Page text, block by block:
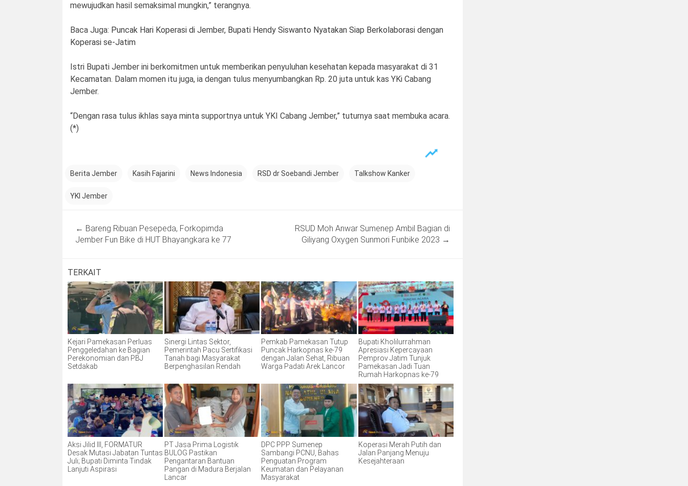
mewujudkan hasil semaksimal mungkin,” terangnya.
Baca Juga: Puncak Hari Koperasi di Jember, Bupati Hendy Siswanto Nyatakan Siap Berkolaborasi dengan
Koperasi se-Jatim
Istri Bupati Jember ini berkomitmen untuk memberikan penyuluhan kesehatan kepada masyarakat di 31
Kecamatan. Dalam momen itu juga, ia dengan tulus menyumbangkan Rp. 20 juta untuk kas YKi Cabang
Jember.
“Dengan rasa tulus ikhlas saya minta supportnya untuk YKI Cabang Jember,” tuturnya saat membuka acara.
(*)
Berita Jember Kasih Fajarini News Indonesia RSD dr Soebandi Jember Talkshow Kanker
YKI Jember
navigation
← Bareng Ribuan Pesepeda, Forkopimda
Jember Fun Bike di HUT Bhayangkara ke 77
RSUD Moh Anwar Sumenep Ambil Bagian di
Giliyang Oxygen Sunmori Funbike 2023 →
TERKAIT
Kejari Pamekasan Perluas
Penggeledahan ke Bagian
Perekonomian dan PBJ
Setdakab
Sinergi Lintas Sektor,
Pemerintah Pacu Sertifikasi
Tanah bagi Masyarakat
Berpenghasilan Rendah
Pemkab Pamekasan Tutup
Puncak Harkopnas ke-79
dengan Jalan Sehat, Ribuan
Warga Padati Arek Lancor
Bupati Kholilurrahman
Apresiasi Kepercayaan
Pemprov Jatim Tunjuk
Pamekasan Jadi Tuan
Rumah Harkopnas ke-79
Aksi Jilid III, FORMATUR
Desak Mutasi Jabatan Tuntas
Juli; Bupati Diminta Tindak
Lanjuti Aspirasi
PT Jasa Prima Logistik
BULOG Pastikan
Pengantaran Bantuan
Pangan di Madura Berjalan
Lancar
DPC PPP Sumenep
Sambangi PCNU, Bahas
Penguatan Program
Keumatan dan Pelayanan
Masyarakat
Koperasi Merah Putih dan
Jalan Panjang Menuju
Kesejahteraan